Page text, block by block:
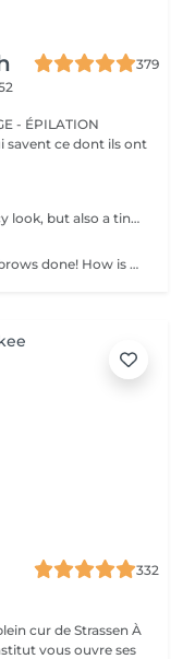
379
- ÉPILATION
savent ce dont ils ont
Not only mascara helps to create a fancy look, but also a tinting of your lashes! How is the lash tinting done? - lashes are washed - eye cream is applied - the tape and patches are applied - tinting - the tape and patches are removed Age restrictions: recommended to do from 14 years. Post procedure recommendations: do not wet eyelashes 24 hours after the procedure. Frequency: once in 2-3 weeks.
Save time in the morning, get your eyebrows done! How is the shape definition + tinting done? - consultation (to discuss perfect form and colour) - preparation (brows are washed and marked) - waxing (excess hair are removed with wax) - tweezing (excess hair are removed with tweezers) - tinting (paint or henna is applied) - excess paint is removed - antiseptic and cream are applied Age restrictions: recommended to do from 14 years. Post procedure recommendations: do not wash brows and do not put on makeup for 12 hours. Frequency: once in 3-4 weeks.
332
cur de Strassen À
vous ouvre ses